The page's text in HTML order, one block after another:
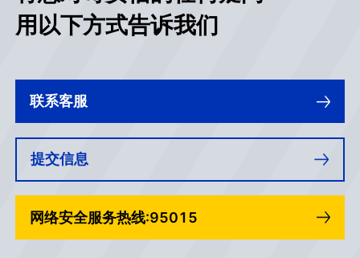
用以下方式告诉我们
联系客服
提交信息
网络安全服务热线:95015